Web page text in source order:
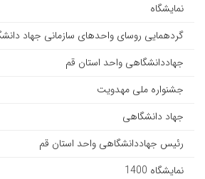
نمایشگاه
گردهمایی روسای واحد‌های سازمانی جهاد
جهاددانشگاهی واحد استان قم
جشنواره ملی مهدویت
جهاد دانشگاهی
رئیس جهاددانشگاهی واحد استان قم
نمایشگاه 1400